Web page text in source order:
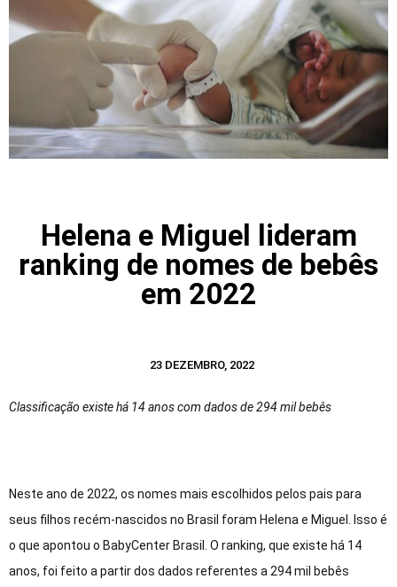
Helena e Miguel lideram
ranking de nomes de bebês
em 2022
23 DEZEMBRO, 2022
Classificação existe há 14 anos com dados de 294 mil bebês
Neste ano de 2022, os nomes mais escolhidos pelos pais para
seus filhos recém-nascidos no Brasil foram Helena e Miguel. Isso é
o que apontou o BabyCenter Brasil. O ranking, que existe há 14
anos, foi feito a partir dos dados referentes a 294 mil bebês